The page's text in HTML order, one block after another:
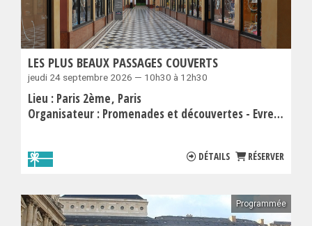
LES PLUS BEAUX PASSAGES COUVERTS
jeudi 24 septembre 2026 — 10h30 à 12h30
Lieu : Paris 2ème Paris
Organisateur : Promenades et découvertes - Evremond Bac
DÉTAILS RÉSERVER
Programmée